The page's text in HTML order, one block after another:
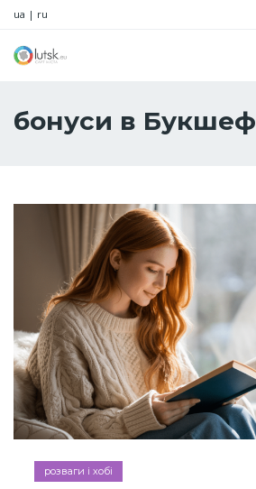
ua | ru
бонуси в Букшеф
розваги і хобі